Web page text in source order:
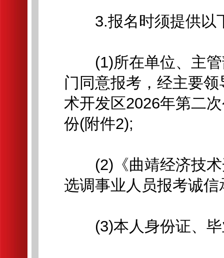
3.报名时须提供以
(1)所在单位、主管
门同意报考，经主要
术开发区2026年第二
份(附件2);
(2)《曲靖经济技术
选调事业人员报考诚
(3)本人身份证、毕